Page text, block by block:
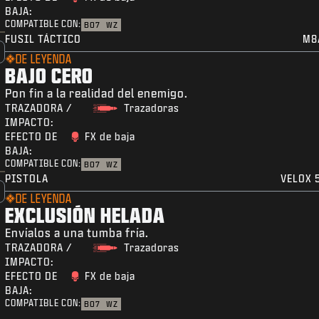
BAJA:
COMPATIBLE CON: BO7 WZ
FUSIL TÁCTICO
DE LEYENDA
BAJO CERO
Pon fin a la realidad del enemigo.
TRAZADORA /
IMPACTO:
Trazadoras
EFECTO DE
BAJA:
FX de baja
COMPATIBLE CON: BO7 WZ
PISTOLA VELOX
DE LEYENDA
EXCLUSIÓN HELADA
Envíalos a una tumba fría.
TRAZADORA /
IMPACTO:
Trazadoras
EFECTO DE
BAJA:
FX de baja
COMPATIBLE CON: BO7 WZ